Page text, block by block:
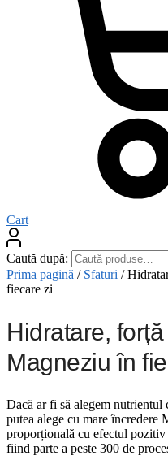
Cart
Caută după:
Prima pagină / Sfaturi /
fiecare zi
Hidratare,
Magneziu în
Dacă ar fi să alegem
putea alege cu mare încredere
proporțională cu efectul
fiind parte a peste 300 de